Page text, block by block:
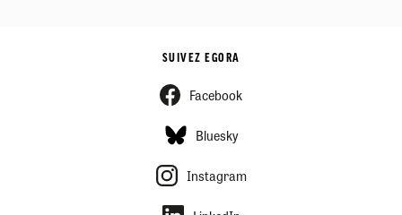
SUIVEZ EGORA
Facebook
Bluesky
Instagram